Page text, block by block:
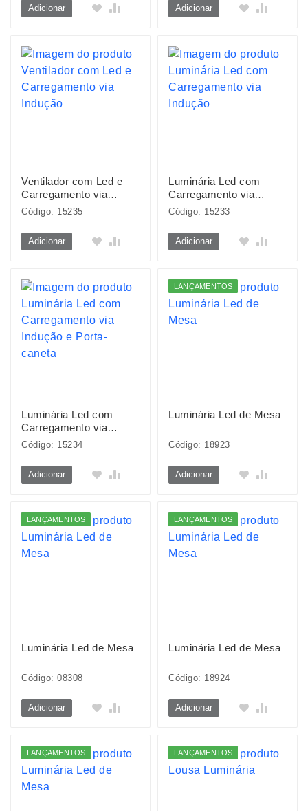
Adicionar Adicionar
Ventilador com Led e
Carregamento via
Indução
Código: 15235
Adicionar
Luminária Led com
Carregamento via
Indução
Código: 15233
Adicionar
Luminária Led com
Carregamento via
Indução e Porta-caneta
Código: 15234
Adicionar
LANÇAMENTOS
Luminária Led de Mesa
Código: 18923
Adicionar
LANÇAMENTOS
Luminária Led de Mesa
Código: 08308
Adicionar
LANÇAMENTOS
Luminária Led de Mesa
Código: 18924
Adicionar
LANÇAMENTOS LANÇAMENTOS